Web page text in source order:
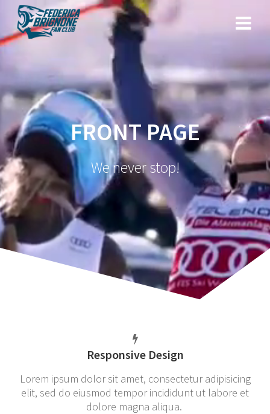
Salta
al
contenuto
FRONT PAGE
We never stop!
Responsive Design
Lorem ipsum dolor sit amet, consectetur adipisicing
elit, sed do eiusmod tempor incididunt ut labore et
dolore magna aliqua.